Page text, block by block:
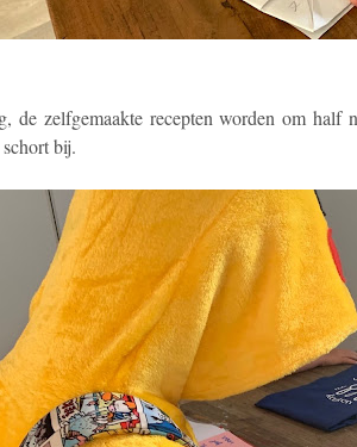
de zelfgemaakte recepten worden om half
bij.